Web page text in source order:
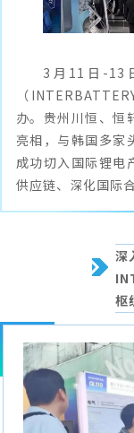
3月11日-13
（
办。贵州川恒、恒
亮相，与韩国多家
成功切入国际锂电
供应链、深化国际
深
枢